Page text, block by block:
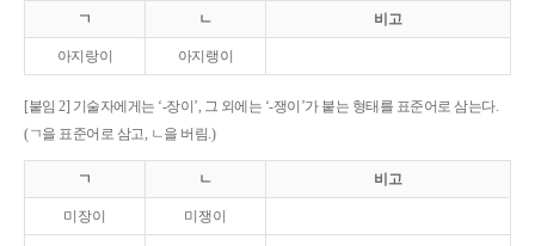
ㄱ ㄴ 비고
아지랑이 아지랭이
[붙임 2] 기술자에게는 ‘-장이’, 그 외에는 ‘-쟁이’가 붙는 형태를 표준어로 삼는다.
(ㄱ을 표준어로 삼고, ㄴ을 버림.)
ㄱ ㄴ 비고
미장이 미쟁이